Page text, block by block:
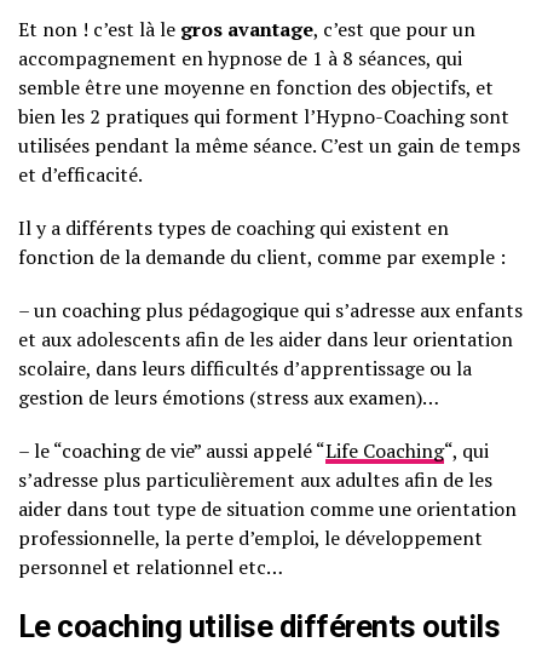
Et non ! c’est là le gros avantage, c’est que pour un
accompagnement en hypnose de 1 à 8 séances, qui
semble être une moyenne en fonction des objectifs, et
bien les 2 pratiques qui forment l’Hypno-Coaching sont
utilisées pendant la même séance. C’est un gain de temps
et d’efficacité.
Il y a différents types de coaching qui existent en
fonction de la demande du client, comme par exemple :
– un coaching plus pédagogique qui s’adresse aux enfants
et aux adolescents afin de les aider dans leur orientation
scolaire, dans leurs difficultés d’apprentissage ou la
gestion de leurs émotions (stress aux examen)…
– le “coaching de vie” aussi appelé “Life Coaching“, qui
s’adresse plus particulièrement aux adultes afin de les
aider dans tout type de situation comme une orientation
professionnelle, la perte d’emploi, le développement
personnel et relationnel etc…
Le coaching utilise différents outils